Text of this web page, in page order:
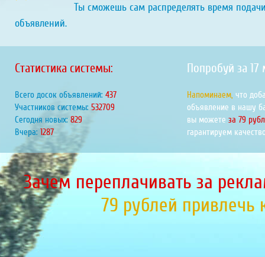
Ты сможешь сам распределять время
объявлений.
Статистика системы:
Всего досок объявлений: 469
Участников системы: 571151
Сегодня новых: 889
Вчера: 1380
Попробуй за 17
Напоминаем, что
объявление в нашу
вы можете за 79
гарантируем
Зачем переплачивать за
79 рублей